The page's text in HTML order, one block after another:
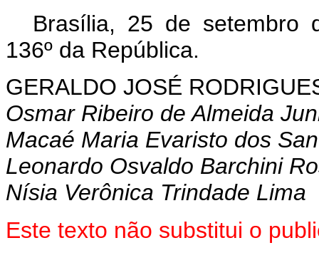
Brasília, 25 de setembro
136º da República.
GERALDO JOSÉ
Osmar Ribeiro de Almeida
Macaé Maria Evaristo dos
Leonardo Osvaldo Barchini
Nísia Verônica Trindade Lima
Este texto não substitui o